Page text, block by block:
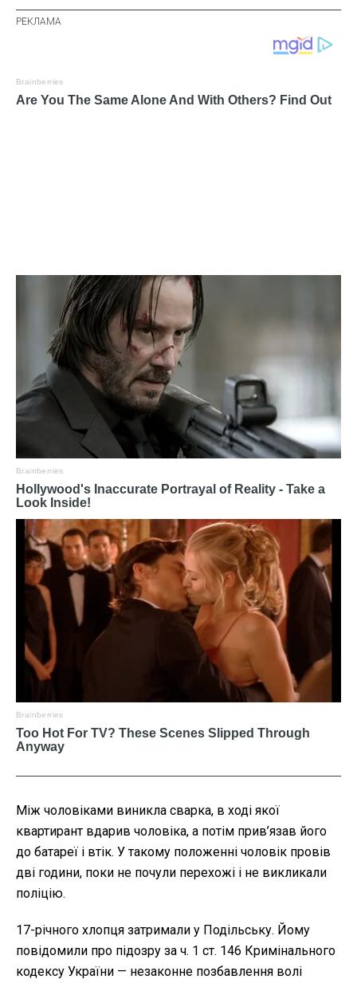
Між чоловіками виникла сварка, в ході якої
квартирант вдарив чоловіка, а потім прив’язав його
до батареї і втік. У такому положенні чоловік провів
дві години, поки не почули перехожі і не викликали
поліцію.
17-річного хлопця затримали у Подільську. Йому
повідомили про підозру за ч. 1 ст. 146 Кримінального
кодексу України — незаконне позбавлення волі